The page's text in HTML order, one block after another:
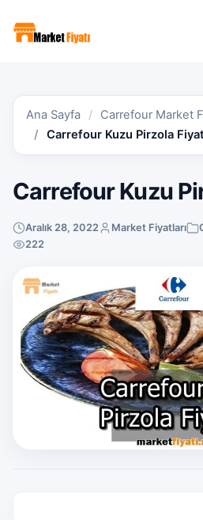
Ana Sayfa
Carrefour Market
Carrefour Kuzu Pirzola
Carrefour Kuzu
Aralık 28, 2022 Market Fiyatları
222